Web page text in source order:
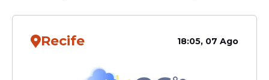
Veja Também
Recife 18:05, 07 Ago